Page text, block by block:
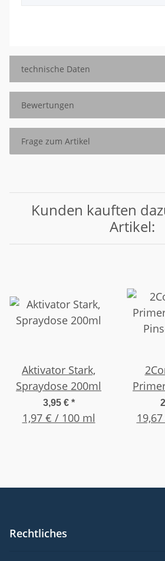
technische Daten
Bewertungen
Frage zum Artikel
Kunden kauften
Artikel:
Aktivator Stark,
Spraydose 200ml
3,95 € *
1,97 € / 100 ml
Rechtliches